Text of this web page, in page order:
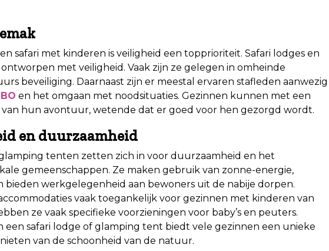
safari met kinderen is veiligheid een topprioriteit. Safari lodges en
met veiligheid. Vaak zijn ze gelegen in omheinde
beveiliging. Daarnaast zijn er meestal ervaren stafleden aanwezig
en het omgaan met noodsituaties. Gezinnen kunnen met een
hun avontuur, wetende dat er goed voor hen gezorgd wordt.
en duurzaamheid
tenten zetten zich in voor duurzaamheid en het
gemeenschappen. Ze maken gebruik van zonne-energie,
bieden werkgelegenheid aan bewoners uit de nabije dorpen.
vaak toegankelijk voor gezinnen met kinderen van
ze vaak specifieke voorzieningen voor baby’s en peuters.
een safari lodge of glamping tent biedt vele gezinnen een unieke
van de schoonheid van de natuur.